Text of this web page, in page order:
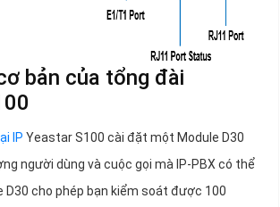
bản của tổng đài
IP Yeastar S100 cài đặt một Module D30
người dùng và cuộc gọi mà IP-PBX có thể
D30 cho phép bạn kiểm soát được 100